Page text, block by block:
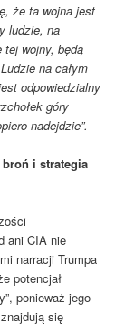
że ta wojna jest
ludzie, na
tej wojny, będą
na całym
odpowiedzialny
góry
nadejdzie”.
i strategia
ani CIA nie
narracji Trumpa
potencjał
ponieważ jego
się